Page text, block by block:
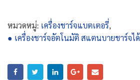
หมวดหมู่: เครื่องชาร์จแบตเตอรี่,
● เครื่องชาร์จอัตโนมัติ สแตนบายชาร์จได้